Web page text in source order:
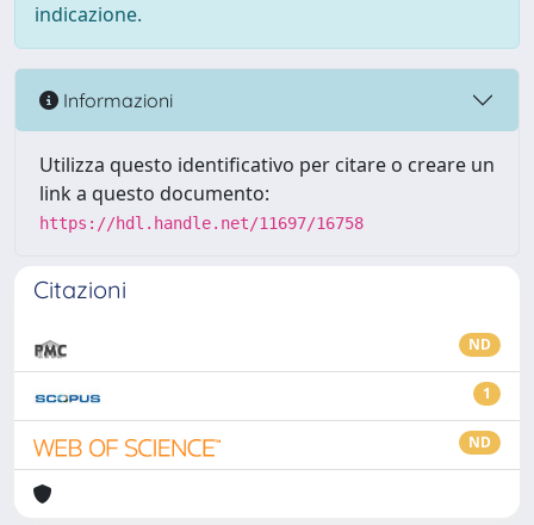
indicazione.
Informazioni
Utilizza questo identificativo per citare o creare un
link a questo documento:
https://hdl.handle.net/11697/16758
Citazioni
ND
1
ND